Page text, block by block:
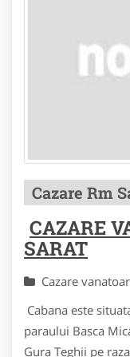
Cazare Rm
CAZARE
SARAT
Cazare
Cabana este
paraului Basca
Gura Teghii pe